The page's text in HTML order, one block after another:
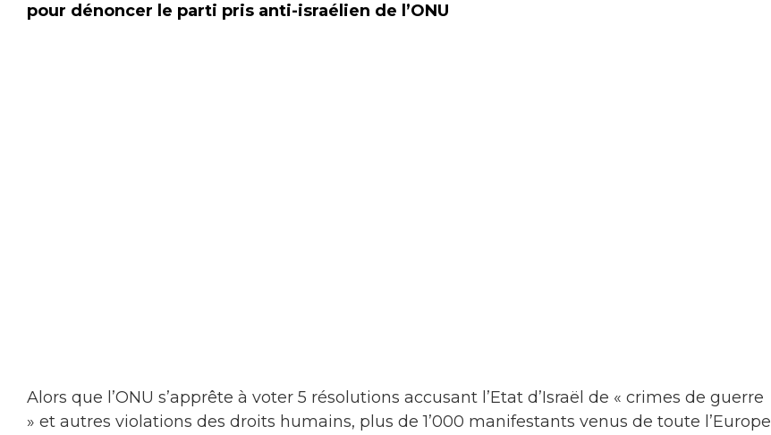
pour dénoncer le parti pris anti-israélien de l’ONU
Alors que l’ONU s’apprête à voter 5 résolutions accusant l’Etat d’Israël de « crimes de guerre
» et autres violations des droits humains, plus de 1’000 manifestants venus de toute l’Europe